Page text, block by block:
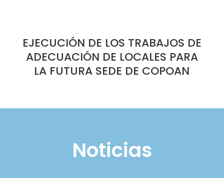
EJECUCIÓN DE LOS TRABAJOS DE
ADECUACIÓN DE LOCALES PARA
LA FUTURA SEDE DE COPOAN
Noticias